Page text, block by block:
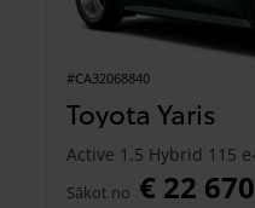
#CA32068840
Toyota Yaris
Sākot no € 22 670